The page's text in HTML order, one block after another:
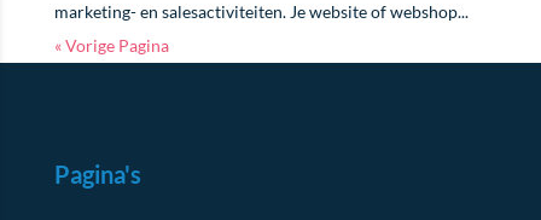
marketing- en salesactiviteiten. Je website of webshop...
« Vorige Pagina
Pagina's